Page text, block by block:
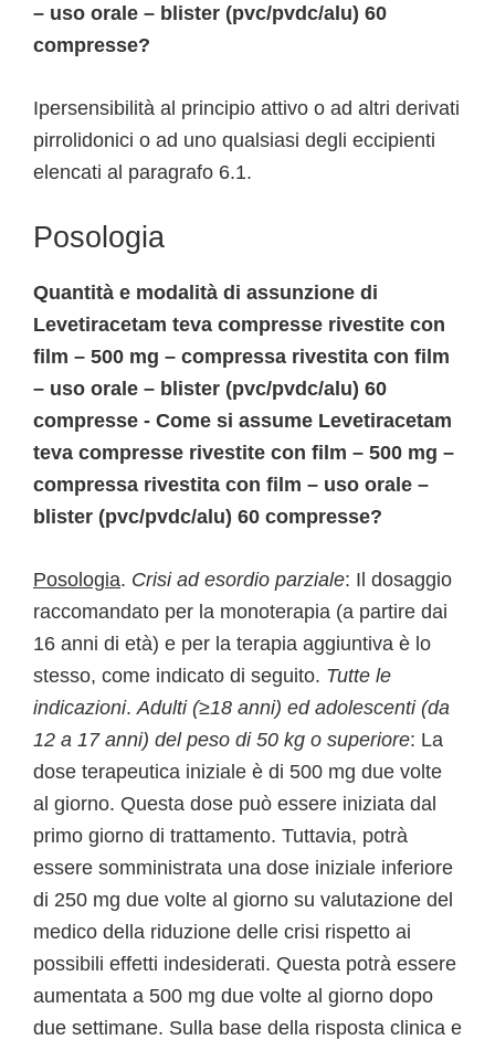
– uso orale – blister (pvc/pvdc/alu) 60
compresse?
Ipersensibilità al principio attivo o ad altri derivati
pirrolidonici o ad uno qualsiasi degli eccipienti
elencati al paragrafo 6.1.
Posologia
Quantità e modalità di assunzione di
Levetiracetam teva compresse rivestite con
film – 500 mg – compressa rivestita con film
– uso orale – blister (pvc/pvdc/alu) 60
compresse - Come si assume Levetiracetam
teva compresse rivestite con film – 500 mg –
compressa rivestita con film – uso orale –
blister (pvc/pvdc/alu) 60 compresse?
Posologia. Crisi ad esordio parziale: Il dosaggio
raccomandato per la monoterapia (a partire dai
16 anni di età) e per la terapia aggiuntiva è lo
stesso, come indicato di seguito. Tutte le
indicazioni.Adulti (≥18 anni) ed adolescenti (da
12 a 17 anni) del peso di 50 kg o superiore: La
dose terapeutica iniziale è di 500 mg due volte
al giorno. Questa dose può essere iniziata dal
primo giorno di trattamento. Tuttavia, potrà
essere somministrata una dose iniziale inferiore
di 250 mg due volte al giorno su valutazione del
medico della riduzione delle crisi rispetto ai
possibili effetti indesiderati. Questa potrà essere
aumentata a 500 mg due volte al giorno dopo
due settimane. Sulla base della risposta clinica e